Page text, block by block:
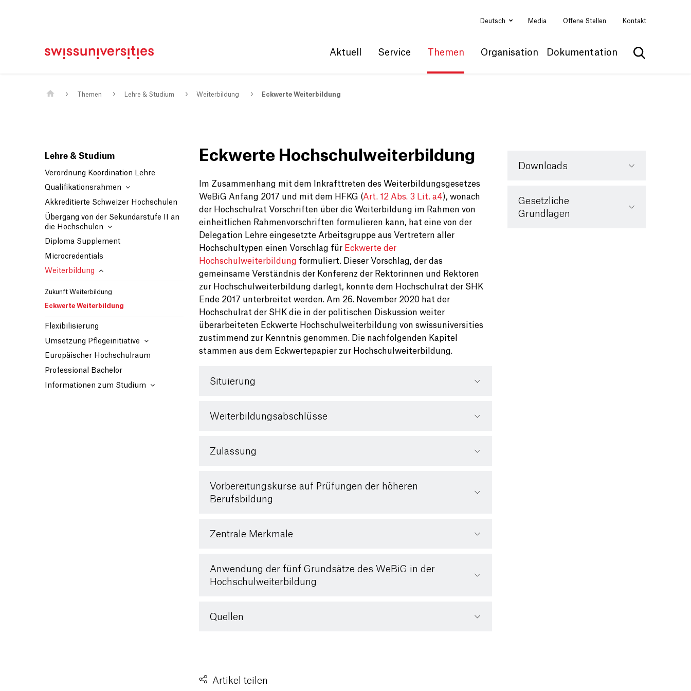
Sitemap
Deutsch Media Offene Stellen Kontakt
Aktuell Service Themen Organisation Dokumentation
Suche
Themen Lehre & Studium Weiterbildung Eckwerte Weiterbildung
Lehre & Studium
Verordnung Koordination Lehre
Qualifikationsrahmen
Akkreditierte Schweizer Hochschulen
Übergang von der Sekundarstufe II an
die Hochschulen
Diploma Supplement
Microcredentials
Weiterbildung
Zukunft Weiterbildung
Eckwerte Weiterbildung
Flexibilisierung
Umsetzung Pflegeinitiative
Europäischer Hochschulraum
Professional Bachelor
Informationen zum Studium
Eckwerte Hochschulweiterbildung
Im Zusammenhang mit dem Inkrafttreten des Weiterbildungsgesetzes
WeBiG Anfang 2017 und mit dem HFKG (Art. 12 Abs. 3 Lit. a4), wonach
der Hochschulrat Vorschriften über die Weiterbildung im Rahmen von
einheitlichen Rahmenvorschriften formulieren kann, hat eine von der
Delegation Lehre eingesetzte Arbeitsgruppe aus Vertretern aller
Hochschultypen einen Vorschlag für Eckwerte der
Hochschulweiterbildung formuliert. Dieser Vorschlag, der das
gemeinsame Verständnis der Konferenz der Rektorinnen und Rektoren
zur Hochschulweiterbildung darlegt, konnte dem Hochschulrat der SHK
Ende 2017 unterbreitet werden. Am 26. November 2020 hat der
Hochschulrat der SHK die in der politischen Diskussion weiter
überarbeiteten Eckwerte Hochschulweiterbildung von swissuniversities
zustimmend zur Kenntnis genommen. Die nachfolgenden Kapitel
stammen aus dem Eckwertepapier zur Hochschulweiterbildung.
Situierung
Weiterbildungsabschlüsse
Zulassung
Vorbereitungskurse auf Prüfungen der höheren
Berufsbildung
Zentrale Merkmale
Anwendung der fünf Grundsätze des WeBiG in der
Hochschulweiterbildung
Quellen
Artikel teilen
Downloads
Gesetzliche
Grundlagen